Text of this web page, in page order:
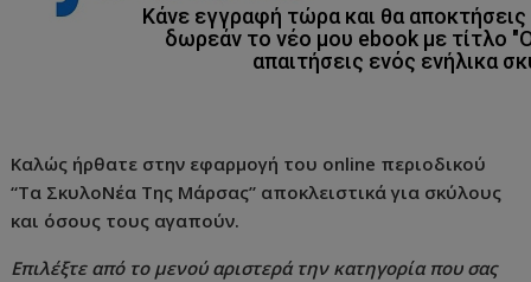
Καλώς ήρθατε στην εφαρμογή του online περιοδικού
“Τα ΣκυλοΝέα Της Μάρσας” αποκλειστικά για σκύλους
και όσους τους αγαπούν.
Επιλέξτε από το μενού αριστερά την κατηγορία που σας
Κάνε εγγραφή τώρα και θα
δωρεάν το νέο μου ebook με τίτλο
απαιτήσεις ενός ενήλικα